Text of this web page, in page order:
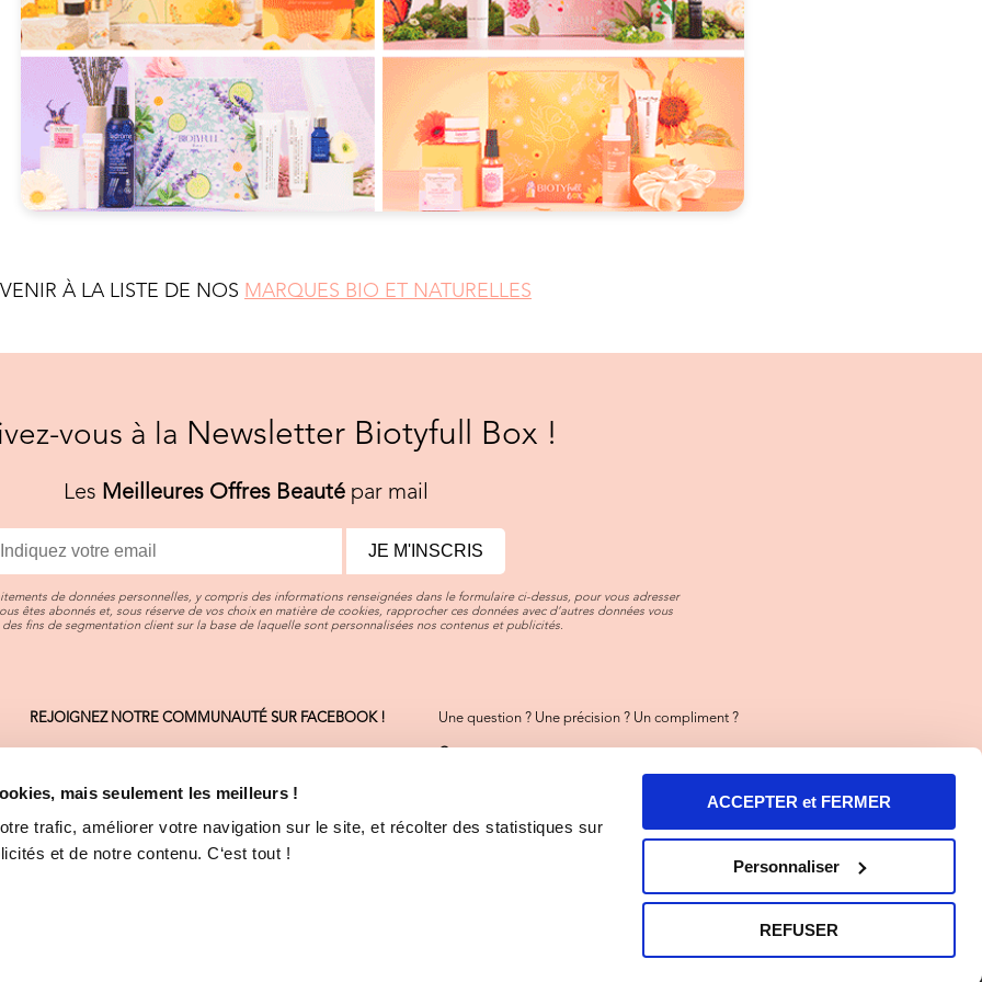
mais seulement les meilleurs !
trafic, améliorer votre navigation sur le site, et récolter des statistiques sur
et de notre contenu. C‘est tout !
ACCEPTER et FERMER
Personnaliser
REFUSER
À LA LISTE DE NOS MARQUES BIO ET NATURELLES
vous à la Newsletter Biotyfull Box !
Les Meilleures Offres Beautépar mail
JE M'INSCRIS
de données personnelles, y compris des informations renseignées dans le formulaire ci-dessus, pour vous adresser
êtes abonnés et, sous réserve de vos choix en matière de cookies, rapprocher ces données avec d’autres données vous
des fins de segmentation client sur la base de laquelle sont personnalisées nos contenus et publicités.
REJOIGNEZ NOTRE COMMUNAUTÉ SUR FACEBOOK ! Une question ? Une précision ? Un compliment ?
La plupart des réponses y sont !